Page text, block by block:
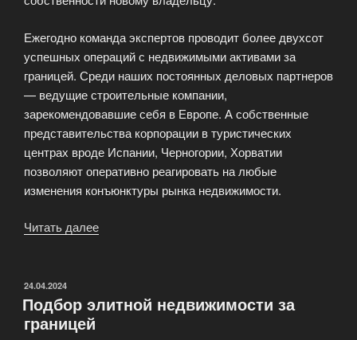
Ежегодно команда экспертов проводит более двухсот
успешных операций с недвижимыми активами за
границей. Среди наших постоянных деловых партнеров
— ведущие строительные компании,
зарекомендовавшие себя в Европе. А собственные
представительства корпорации в туристических
центрах вроде Испании, Черногории, Хорватии
позволяют оперативно реагировать на любые
изменения конъюнктуры рынка недвижимости.
Читать далее
недвижимости
ОПУБЛИКОВАНО
24.04.2024
Подбор элитной недвижимости за
границей